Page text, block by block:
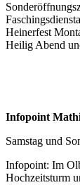
Heinerfest
Heilig Abend
Infopoint
Samstag und
Infopoint: Im
Hochzeitsturm